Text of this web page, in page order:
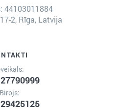
44103011884
2, Rīga, Latvija
veikals:
Birojs: